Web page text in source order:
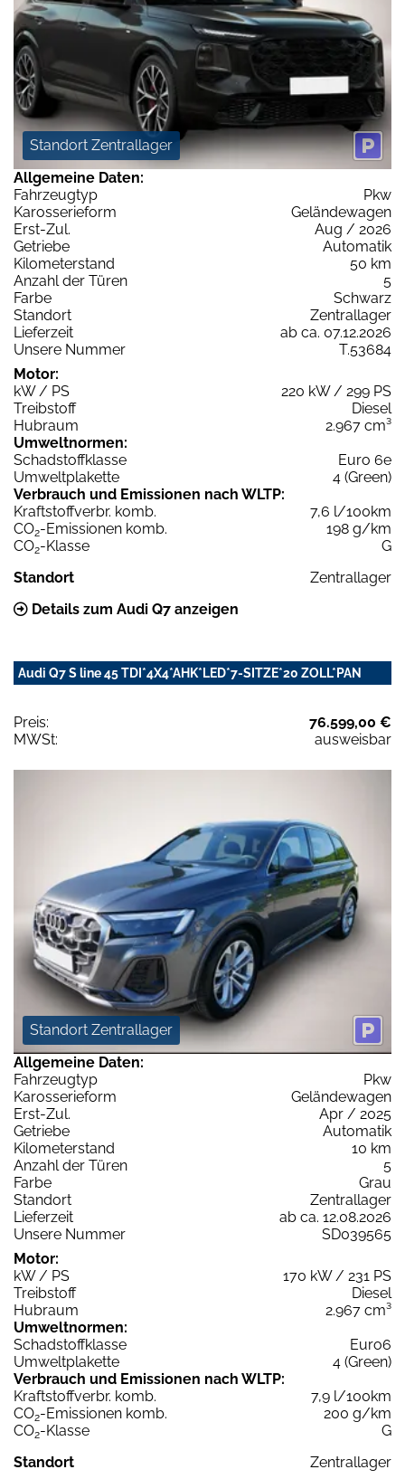
Standort Zentrallager
Allgemeine Daten:
Fahrzeugtyp
Pkw
Karosserieform
Geländewagen
Erst-Zul.
Aug / 2026
Getriebe
Automatik
Kilometerstand
50 km
Anzahl der Türen
5
Farbe
Schwarz
Standort
Zentrallager
Lieferzeit
ab ca. 07.12.2026
Unsere Nummer
T.53684
Motor:
kW / PS
220 kW / 299 PS
Treibstoff
Diesel
Hubraum
2.967 cm³
Umweltnormen:
Schadstoffklasse
Euro 6e
Umweltplakette
4 (Green)
Verbrauch und Emissionen nach WLTP:
Kraftstoffverbr. komb.
7,6 l/100km
CO2-Emissionen komb.
198 g/km
CO2-Klasse
G
Standort
Zentrallager
Details zum Audi Q7 anzeigen
Audi Q7 S line 45 TDI*4X4*AHK*LED*7-SITZE*20 ZOLL*PAN
Preis:
76.599,00 €
MWSt:
ausweisbar
Standort Zentrallager
Allgemeine Daten:
Fahrzeugtyp
Pkw
Karosserieform
Geländewagen
Erst-Zul.
Apr / 2025
Getriebe
Automatik
Kilometerstand
10 km
Anzahl der Türen
5
Farbe
Grau
Standort
Zentrallager
Lieferzeit
ab ca. 12.08.2026
Unsere Nummer
SD039565
Motor:
kW / PS
170 kW / 231 PS
Treibstoff
Diesel
Hubraum
2.967 cm³
Umweltnormen:
Schadstoffklasse
Euro6
Umweltplakette
4 (Green)
Verbrauch und Emissionen nach WLTP:
Kraftstoffverbr. komb.
7,9 l/100km
CO2-Emissionen komb.
200 g/km
CO2-Klasse
G
Standort
Zentrallager